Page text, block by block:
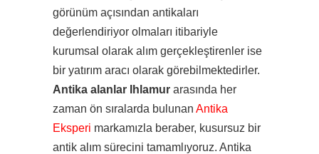
görünüm açısından antikaları
değerlendiriyor olmaları itibariyle
kurumsal olarak alım gerçekleştirenler ise
bir yatırım aracı olarak görebilmektedirler.
Antika alanlar Ihlamur arasında her
zaman ön sıralarda bulunan Antika
Eksperi markamızla beraber, kusursuz bir
antik alım sürecini tamamlıyoruz. Antika